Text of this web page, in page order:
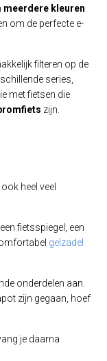
meerdere kleuren
om de perfecte e-
filteren op de
series,
met fietsen die
zijn.
heel veel
fietsspiegel, een
gelzadel
onderdelen aan.
zijn gegaan, hoef
je daarna